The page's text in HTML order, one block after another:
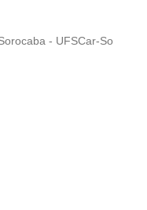
- UFSCar-So